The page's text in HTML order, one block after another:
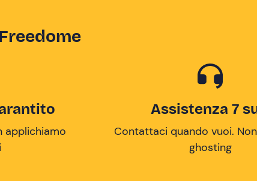
applichiamo
Assistenza 7
Contattaci quando vuoi.
ghosting